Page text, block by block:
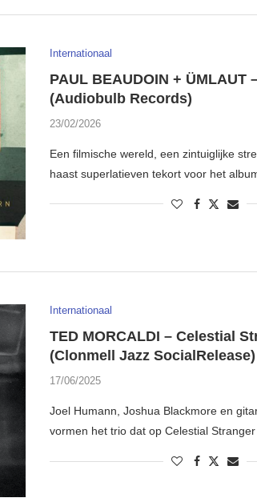
Internationaal
PAUL BEAUDOIN + ÜMLAUT
(Audiobulb Records)
23/02/2026
Een filmische wereld, een zintuiglijke
haast superlatieven tekort voor het
Internationaal
TED MORCALDI – Celestial
(Clonmell Jazz SocialRelease)
17/06/2025
Joel Humann, Joshua Blackmore en
vormen het trio dat op Celestial